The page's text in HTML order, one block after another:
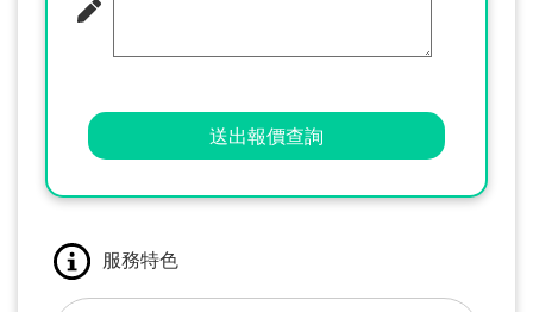
送出報價查詢
服務特色